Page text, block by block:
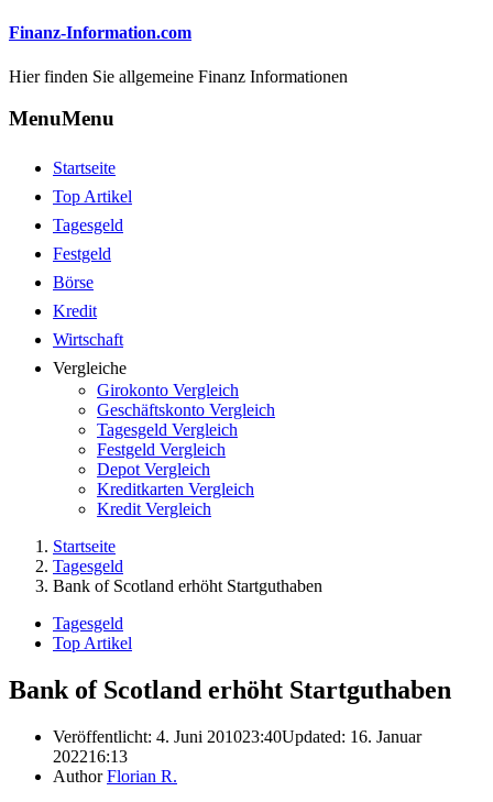
Finanz-Information.com
Hier finden Sie allgemeine Finanz Informationen
MenuMenu
Startseite
Top Artikel
Tagesgeld
Festgeld
Börse
Kredit
Wirtschaft
Vergleiche
Girokonto Vergleich
Geschäftskonto Vergleich
Tagesgeld Vergleich
Festgeld Vergleich
Depot Vergleich
Kreditkarten Vergleich
Kredit Vergleich
Startseite
Tagesgeld
Bank of Scotland erhöht Startguthaben
Tagesgeld
Top Artikel
Bank of Scotland erhöht Startguthaben
Veröffentlicht: 4. Juni 201023:40Updated: 16. Januar
202216:13
AuthorFlorian R.